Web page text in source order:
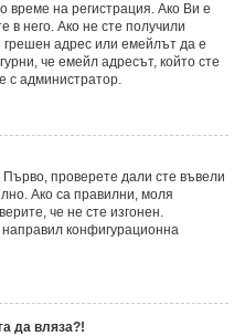
на регистрация. Ако Ви е
в него. Ако не сте получили
адрес или емейлът да е
че емейл адресът, който сте
с администратор.
проверете дали сте въвели
Ако са правилни, моля
че не сте изгонен.
конфигурационна
да вляза?!